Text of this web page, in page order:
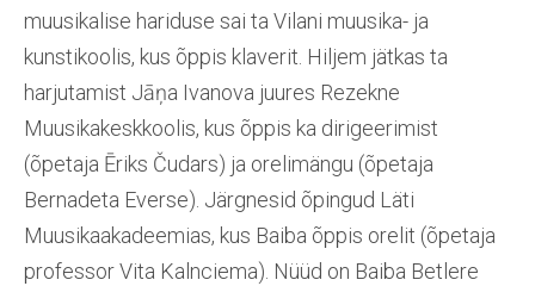
muusikalise hariduse sai ta Vilani muusika- ja
kunstikoolis, kus õppis klaverit. Hiljem jätkas ta
harjutamist Jāņa Ivanova juures Rezekne
Muusikakeskkoolis, kus õppis ka dirigeerimist
(õpetaja Ēriks Čudars) ja orelimängu (õpetaja
Bernadeta Everse). Järgnesid õpingud Läti
Muusikaakadeemias, kus Baiba õppis orelit (õpetaja
professor Vita Kalnciema). Nüüd on Baiba Betlere